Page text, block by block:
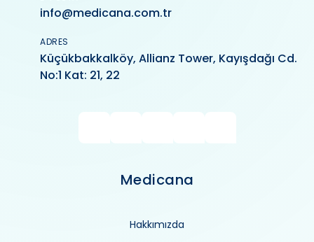
info@medicana.com.tr
ADRES
Küçükbakkalköy, Allianz Tower, Kayışdağı Cd.
No:1 Kat: 21, 22
Medicana
Hakkımızda